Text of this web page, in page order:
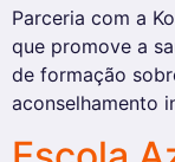
Parceria com a
que promove a
de formação
aconselhamento